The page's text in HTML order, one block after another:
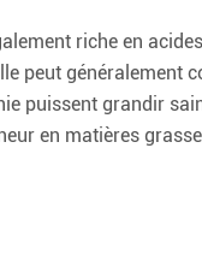
riche en
peut
puissent grandir
en matières